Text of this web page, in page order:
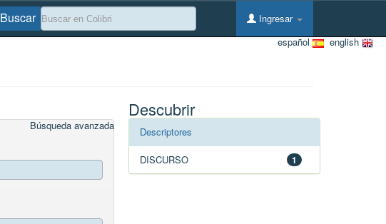
Ingresar
Buscar
english
español
Búsqueda avanzada
Descubrir
Descriptores
1
DISCURSO